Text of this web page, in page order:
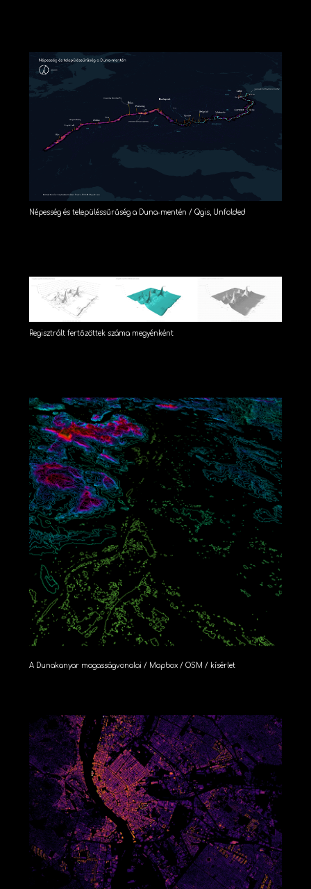
Népesség és településsűrűség a Duna-mentén / Qgis, Unfolded
Regisztrált fertőzöttek száma megyénként
A Dunakanyar magasságvonalai / Mapbox / OSM / kísérlet